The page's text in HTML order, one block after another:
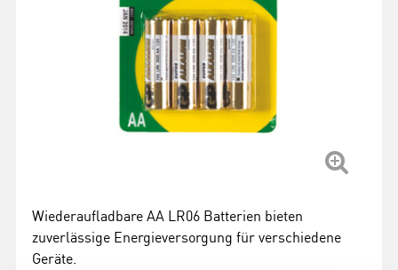
Wiederaufladbare AA LR06 Batterien bieten
zuverlässige Energieversorgung für verschiedene
Geräte.